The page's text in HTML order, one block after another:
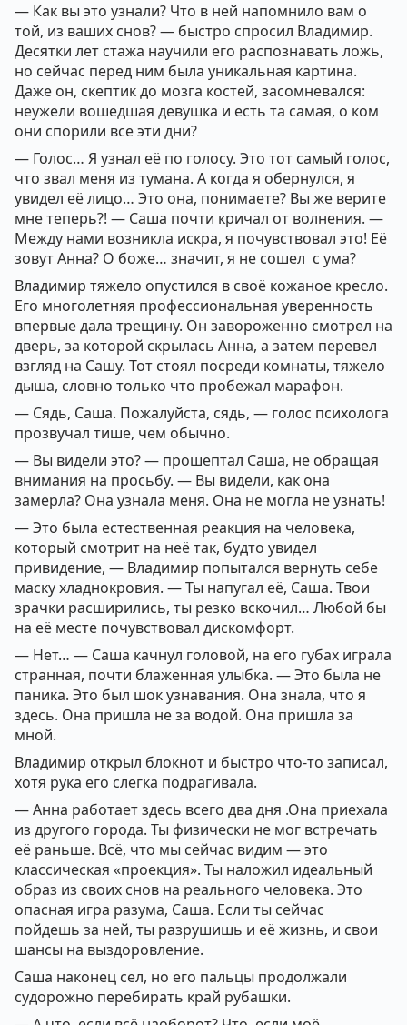
— Как вы это узнали? Что в ней напомнило вам о
той, из ваших снов? — быстро спросил Владимир.
Десятки лет стажа научили его распознавать ложь,
но сейчас перед ним была уникальная картина.
Даже он, скептик до мозга костей, засомневался:
неужели вошедшая девушка и есть та самая, о ком
они спорили все эти дни?
— Голос… Я узнал её по голосу. Это тот самый голос,
что звал меня из тумана. А когда я обернулся, я
увидел её лицо… Это она, понимаете? Вы же верите
мне теперь?! — Саша почти кричал от волнения. —
Между нами возникла искра, я почувствовал это! Её
зовут Анна? О боже… значит, я не сошел с ума?
Владимир тяжело опустился в своё кожаное кресло.
Его многолетняя профессиональная уверенность
впервые дала трещину. Он завороженно смотрел на
дверь, за которой скрылась Анна, а затем перевел
взгляд на Сашу. Тот стоял посреди комнаты, тяжело
дыша, словно только что пробежал марафон.
— Сядь, Саша. Пожалуйста, сядь, — голос психолога
прозвучал тише, чем обычно.
— Вы видели это? — прошептал Саша, не обращая
внимания на просьбу. — Вы видели, как она
замерла? Она узнала меня. Она не могла не узнать!
— Это была естественная реакция на человека,
который смотрит на неё так, будто увидел
привидение, — Владимир попытался вернуть себе
маску хладнокровия. — Ты напугал её, Саша. Твои
зрачки расширились, ты резко вскочил… Любой бы
на её месте почувствовал дискомфорт.
— Нет… — Саша качнул головой, на его губах играла
странная, почти блаженная улыбка. — Это была не
паника. Это был шок узнавания. Она знала, что я
здесь. Она пришла не за водой. Она пришла за
мной.
Владимир открыл блокнот и быстро что-то записал,
хотя рука его слегка подрагивала.
— Анна работает здесь всего два дня .Она приехала
из другого города. Ты физически не мог встречать
её раньше. Всё, что мы сейчас видим — это
классическая «проекция». Ты наложил идеальный
образ из своих снов на реального человека. Это
опасная игра разума, Саша. Если ты сейчас
пойдешь за ней, ты разрушишь и её жизнь, и свои
шансы на выздоровление.
Саша наконец сел, но его пальцы продолжали
судорожно перебирать край рубашки.